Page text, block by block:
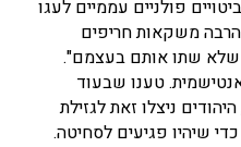
פולניים עממיים לעגו
משקאות חריפים
שלא שתו אותם בעצמם".
טענו שבעוד
ניצלו זאת לגזילת
שיהיו פגיעים לסחיטה.